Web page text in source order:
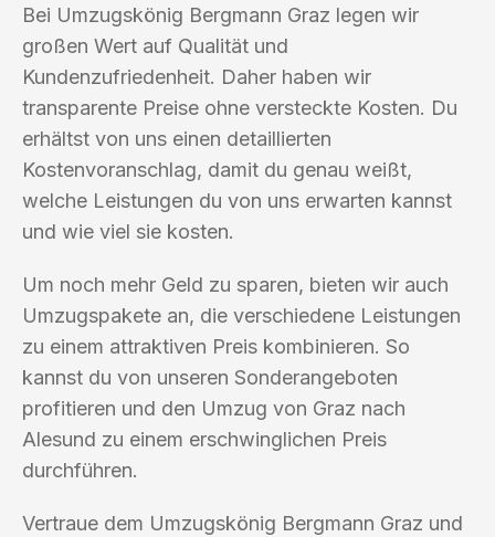
Bei Umzugskönig Bergmann Graz legen wir
großen Wert auf Qualität und
Kundenzufriedenheit. Daher haben wir
transparente Preise ohne versteckte Kosten. Du
erhältst von uns einen detaillierten
Kostenvoranschlag, damit du genau weißt,
welche Leistungen du von uns erwarten kannst
und wie viel sie kosten.
Um noch mehr Geld zu sparen, bieten wir auch
Umzugspakete an, die verschiedene Leistungen
zu einem attraktiven Preis kombinieren. So
kannst du von unseren Sonderangeboten
profitieren und den Umzug von Graz nach
Alesund zu einem erschwinglichen Preis
durchführen.
Vertraue dem Umzugskönig Bergmann Graz und